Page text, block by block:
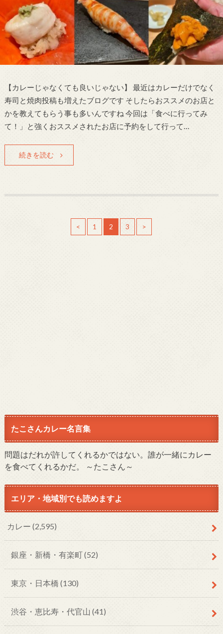
【カレーじゃなくても良いじゃない】 最近はカレーだけでなく
寿司と焼肉投稿も増えたブログです そしたらおススメのお店と
かを教えてもらう事も多いんですね 今回は「食べに行ってみ
て！」と強くおススメされたお店に予約をして行って…
続きを読む
< 1 2 3 >
たこさんカレー名言集
問題はだれが許してくれるかではない。誰が一緒にカレー
を食べてくれるかだ。 ～たこさん～
エリア・地域別でも読めますよ
カレー (2,595)
銀座・新橋・有楽町(52)
東京・日本橋 (130)
渋谷・恵比寿・代官山 (41)